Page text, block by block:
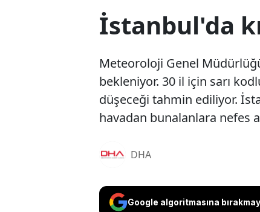
İstanbul'da
Meteoroloji Genel
bekleniyor. 30 il için sarı
düşeceği tahmin ediliyor.
havadan bunalanlara nefes
DHA
Google algoritmasına